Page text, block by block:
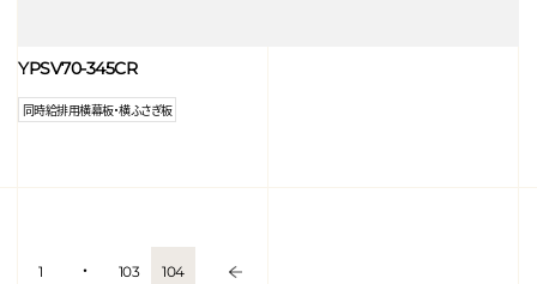
YPSV70-345CR
同時給排用横幕板・横ふさぎ板
1 ・ 103 104